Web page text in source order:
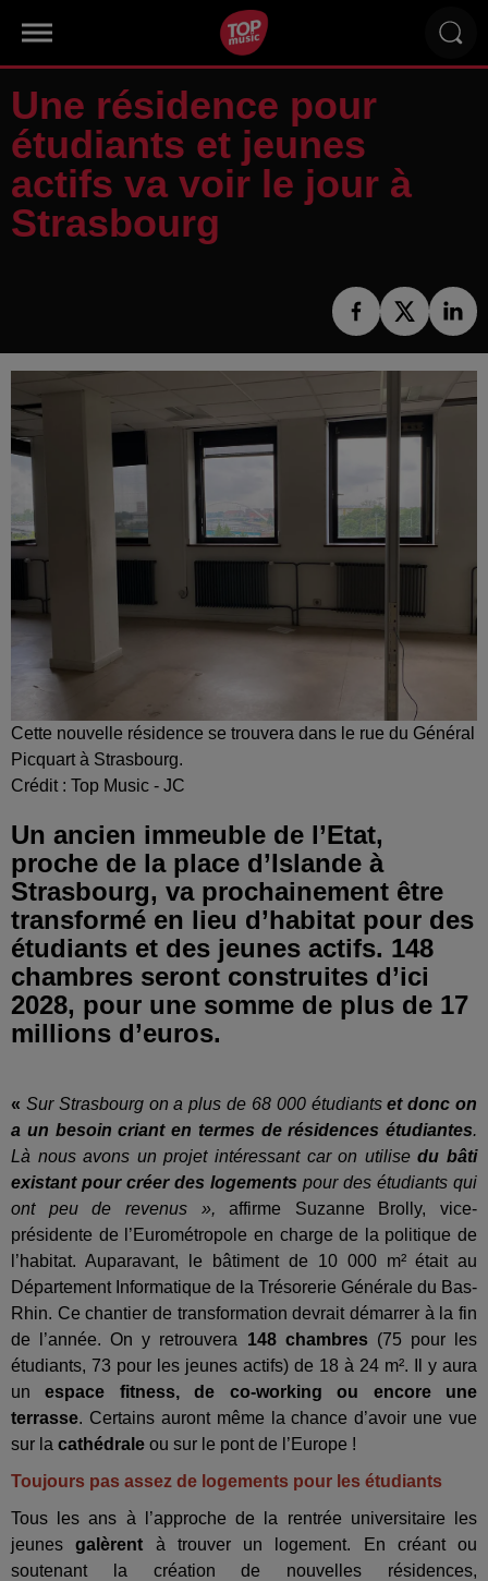
Une résidence pour
étudiants et jeunes
actifs va voir le jour à
Strasbourg
Cette nouvelle résidence se trouvera dans le rue du Général
Picquart à Strasbourg.
Crédit : Top Music - JC
Un ancien immeuble de l’Etat,
proche de la place d’Islande à
Strasbourg, va prochainement être
transformé en lieu d’habitat pour des
étudiants et des jeunes actifs. 148
chambres seront construites d’ici
2028, pour une somme de plus de 17
millions d’euros.
« Sur Strasbourg on a plus de 68 000 étudiantset donc on
a un besoin criant en termes de résidences étudiantes.
Là nous avons un projet intéressant car on utilisedu bâti
existant pour créer des logements pour des étudiants qui
ont peu de revenus »,affirme Suzanne Brolly, vice-
présidente de l’Eurométropole en charge de la politique de
l’habitat. Auparavant, le bâtiment de 10 000 m² était au
Département Informatique de la Trésorerie Générale du Bas-
Rhin. Ce chantier de transformation devrait démarrer à la fin
de l’année. On y retrouvera 148 chambres(75 pour les
étudiants, 73 pour les jeunes actifs) de 18 à 24 m². Il y aura
unespace fitness, de co-working ou encore une
terrasse. Certains auront même la chance d’avoir une vue
sur la cathédrale ou sur le pont de l’Europe !
Toujours pas assez de logements pour les étudiants
Tous les ans à l’approche de la rentrée universitaire les
jeunesgalèrent à trouver un logement. En créant ou
soutenant la création de nouvelles résidences,